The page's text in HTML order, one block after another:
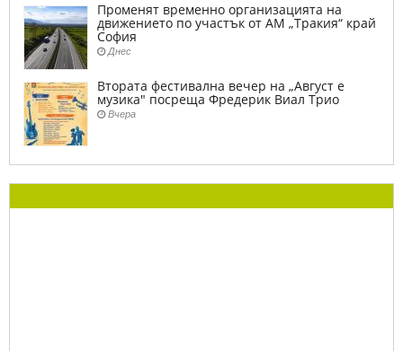
Променят временно организацията на
движението по участък от АМ „Тракия“ край
София
Днес
Втората фестивална вечер на „Август е
музика" посреща Фредерик Виал Трио
Вчера